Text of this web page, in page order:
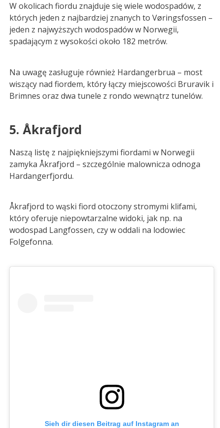
W okolicach fiordu znajduje się wiele wodospadów, z
których jeden z najbardziej znanych to Vøringsfossen –
jeden z najwyższych wodospadów w Norwegii,
spadającym z wysokości około 182 metrów.
Na uwagę zasługuje również Hardangerbrua – most
wiszący nad fiordem, który łączy miejscowości Bruravik i
Brimnes oraz dwa tunele z rondo wewnątrz tunelów.
5. Åkrafjord
Naszą listę z najpiękniejszymi fiordami w Norwegii
zamyka Åkrafjord – szczególnie malownicza odnoga
Hardangerfjordu.
Åkrafjord to wąski fiord otoczony stromymi klifami,
który oferuje niepowtarzalne widoki, jak np. na
wodospad Langfossen, czy w oddali na lodowiec
Folgefonna.
Sieh dir diesen Beitrag auf Instagram an